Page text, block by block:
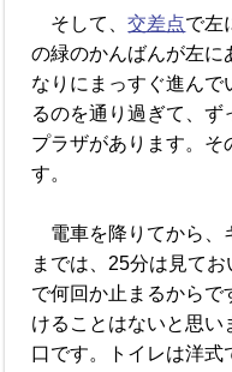
そして、交差点で左
の緑のかんばんが左に
なりにまっすぐ進んで
るのを通り過ぎて、
プラザがあります。そ
す。
電車を降りてから、
までは、25分は見て
で何回か止まるからで
けることはないと思い
口です。トイレは洋式